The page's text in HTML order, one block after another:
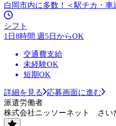
白岡市内に多数！＜駅チカ・車
シフト
1日8時間 週5日からOK
交通費支給
未経験OK
短期OK
詳細を見る
応募画面に進む
派遣労働者
株式会社ニッソーネット さい